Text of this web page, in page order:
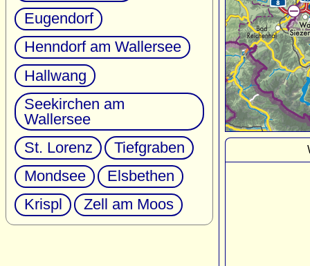
Eugendorf
Henndorf am Wallersee
Hallwang
Seekirchen am
Wallersee
St. Lorenz
Tiefgraben
Mondsee
Elsbethen
Krispl
Zell am Moos